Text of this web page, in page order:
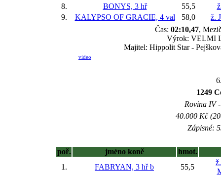
8.
BONYS, 3 hř 55,5
9.
KALYPSO OF GRACIE, 4 val 58,0
ž.
Čas: 02:10,47,
Výrok: VELMI
Majitel: Hippolit Star -
video
1249
Rovina IV
40.000 Kč
Zápisné:
poř. jméno koně
hmot.
1.
FABRYAN, 3 hřb 55,5